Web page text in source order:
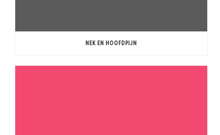
NEK EN HOOFDPIJN